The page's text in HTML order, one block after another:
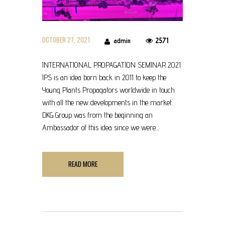
OCTOBER 27, 2021 admin 2571
INTERNATIONAL PROPAGATION SEMINAR 2021
IPS is an idea born back in 2011 to keep the
Young Plants Propagators worldwide in touch
with all the new developments in the market.
DKG Group was from the beginning an
Ambassador of this idea since we were...
READ MORE